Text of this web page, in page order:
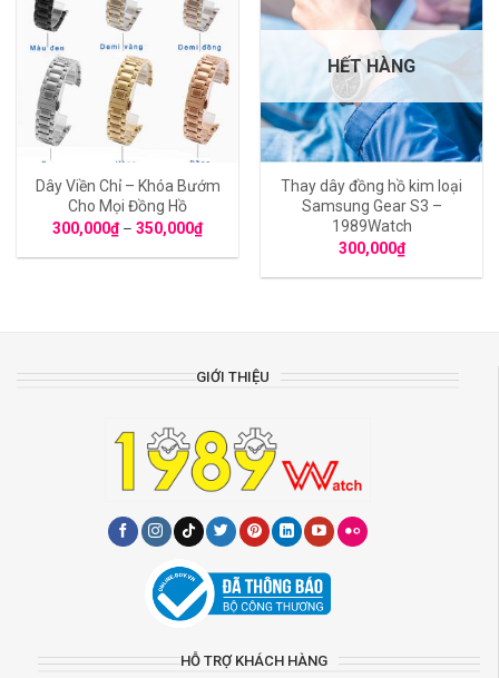
Dây Viền Chỉ – Khóa Bướm
Cho Mọi Đồng Hồ
300,000₫– 350,000₫
HẾT HÀNG
Thay dây đồng hồ kim loại
Samsung Gear S3 –
1989Watch
300,000₫
GIỚI THIỆU
HỖ TRỢ KHÁCH HÀNG